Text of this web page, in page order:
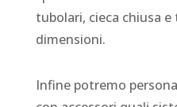
tubolari, cieca chiusa
dimensioni.
Infine potremo